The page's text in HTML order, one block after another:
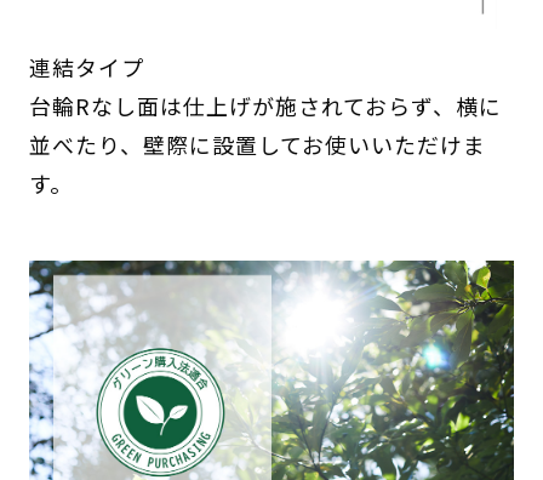
連結タイプ
台輪Rなし面は仕上げが施されておらず、横に
並べたり、壁際に設置してお使いいただけま
す。